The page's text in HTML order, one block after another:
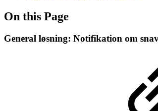
On this Page
General løsning: Notifikation om